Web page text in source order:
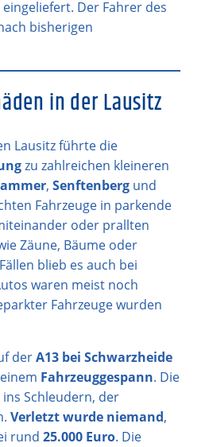
Der Fahrer des
bisherigen
in der Lausitz
Lausitz führte die
zu zahlreichen kleineren
, Senftenberg und
Fahrzeuge in parkende
oder prallten
Zäune, Bäume oder
blieb es auch bei
waren meist noch
Fahrzeuge wurden
derA13 bei Schwarzheide
Fahrzeuggespann. Die
Schleudern, der
Verletzt wurde niemand,
rund 25.000 Euro. Die